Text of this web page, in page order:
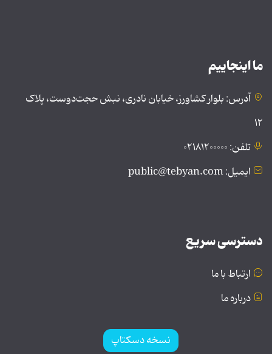
ما اینجاییم
آدرس: بلوار کشاورز، خیابان نادری، نبش حجت‌دوست، پلاک
۱۲
تلفن: ۰۲۱۸۱۲۰۰۰۰۰
ایمیل: public@tebyan.com
دسترسی سریع
ارتباط با ما
درباره ما
نسخه دسکتاپ